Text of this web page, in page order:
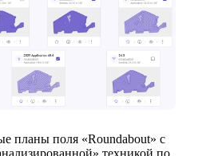
планы поля «Roundabout» с